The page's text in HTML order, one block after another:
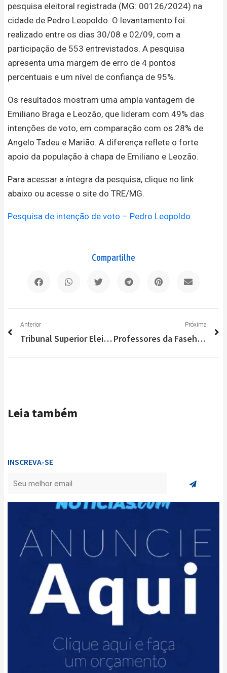
pesquisa eleitoral registrada (MG: 00126/2024) na
cidade de Pedro Leopoldo. O levantamento foi
realizado entre os dias 30/08 e 02/09, com a
participação de 553 entrevistados. A pesquisa
apresenta uma margem de erro de 4 pontos
percentuais e um nível de confiança de 95%.
Os resultados mostram uma ampla vantagem de
Emiliano Braga e Leozão, que lideram com 49% das
intenções de voto, em comparação com os 28% de
Angelo Tadeu e Marião. A diferença reflete o forte
apoio da população à chapa de Emiliano e Leozão.
Para acessar a íntegra da pesquisa, clique no link
abaixo ou acesse o site do TRE/MG.
Pesquisa de intenção de voto – Pedro Leopoldo
Compartilhe
Anterior
Tribunal Superior Eleitoral divulga lista de candidatos de Lagoa Santa; confira
Próxima
Professores da Faseh apontam os perigos do cigarro eletrônico
Leia também
INSCREVA-SE